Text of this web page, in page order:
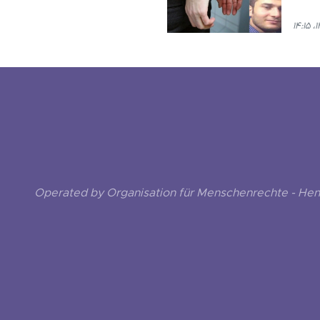
Operated by Organisation für Menschenrechte -